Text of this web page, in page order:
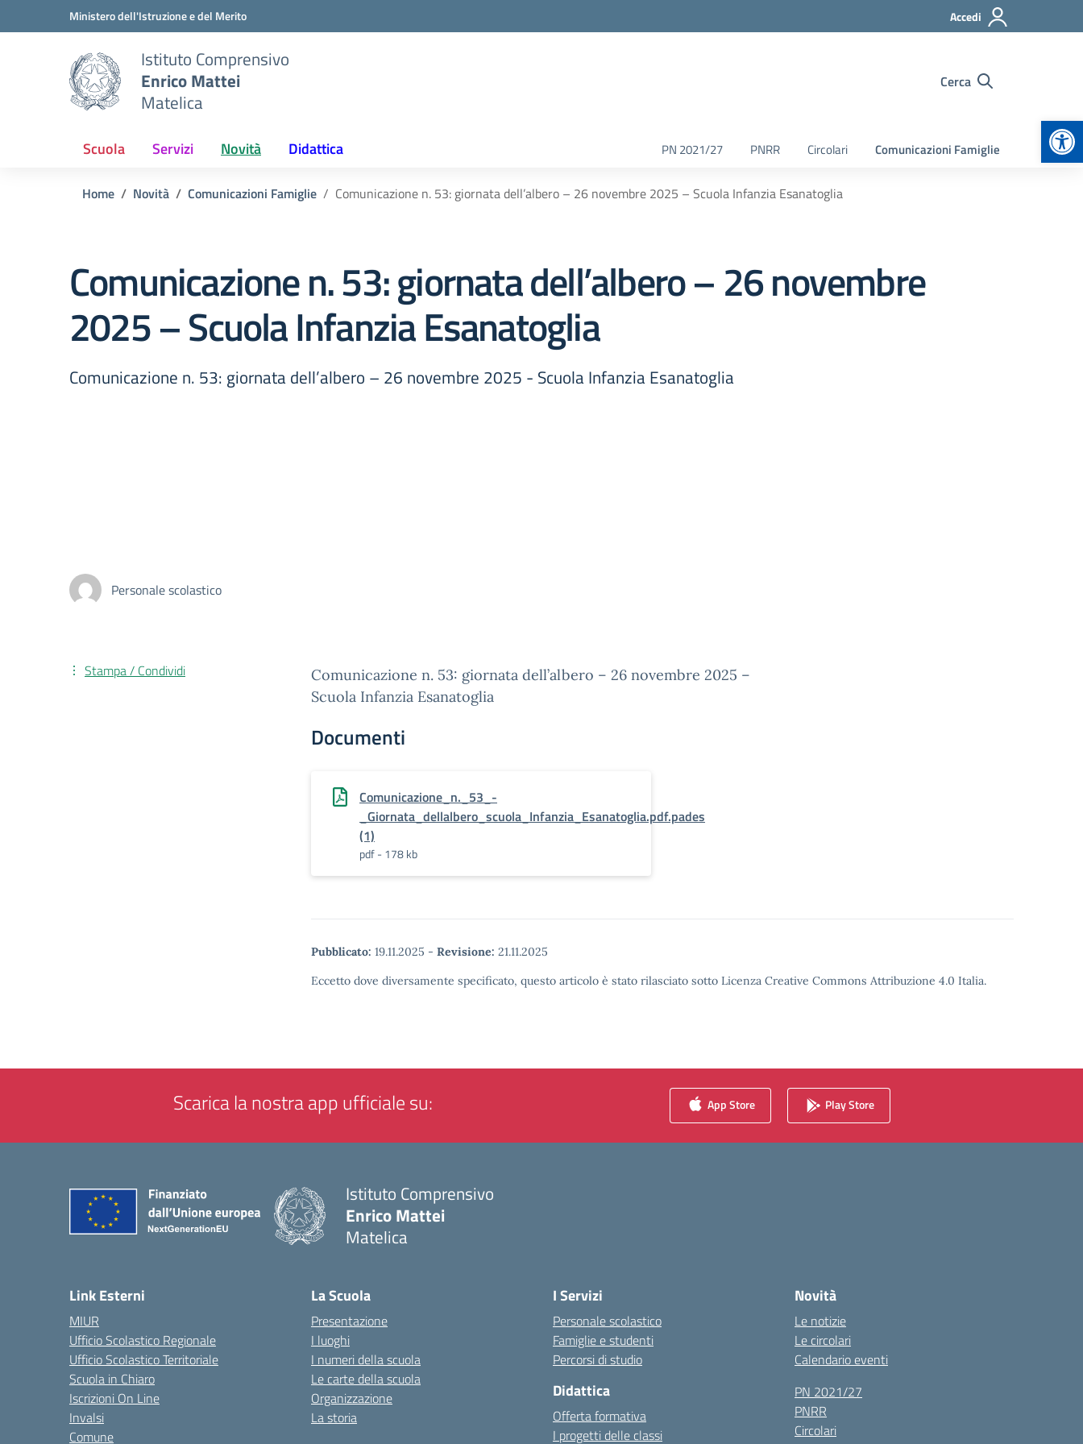
Vai ai contenuti
Vai al menu di navigazioneMinistero dell'Istruzione e del Merito Accedi
Istituto Comprensivo
Enrico Mattei
Matelica
Cerca
Scuola Servizi Novità Didattica PN 2021/27 PNRR Circolari Comunicazioni Famiglie
Home Novità Comunicazioni Famiglie Comunicazione n. 53: giornata dell’albero – 26 novembre 2025 – Scuola Infanzia Esanatoglia
Comunicazione n. 53: giornata dell’albero – 26 novembre
2025 – Scuola Infanzia Esanatoglia
Comunicazione n. 53: giornata dell’albero – 26 novembre 2025 - Scuola Infanzia Esanatoglia
Personale scolastico
Comunicazione n. 53: giornata dell’albero – 26 novembre 2025 –
Scuola Infanzia Esanatoglia
Documenti
Comunicazione_n._53_-
_Giornata_dellalbero_scuola_Infanzia_Esanatoglia.pdf.pades
(1)
pdf - 178 kb
Pubblicato: 19.11.2025 - Revisione: 21.11.2025
Eccetto dove diversamente specificato, questo articolo è stato rilasciato sotto Licenza Creative Commons Attribuzione 4.0 Italia.
Stampa / Condividi
Scarica la nostra app ufficiale su: App Store Play Store
Istituto Comprensivo
Enrico Mattei
Matelica
Link Esterni
MIUR
Ufficio Scolastico Regionale
Ufficio Scolastico Territoriale
Scuola in Chiaro
Iscrizioni On Line
Invalsi
Comune
La Scuola
Presentazione
I luoghi
I numeri della scuola
Le carte della scuola
Organizzazione
La storia
I Servizi
Personale scolastico
Famiglie e studenti
Percorsi di studio
Didattica
Offerta formativa
I progetti delle classi
Novità
Le notizie
Le circolari
Calendario eventi
PN 2021/27
PNRR
Circolari